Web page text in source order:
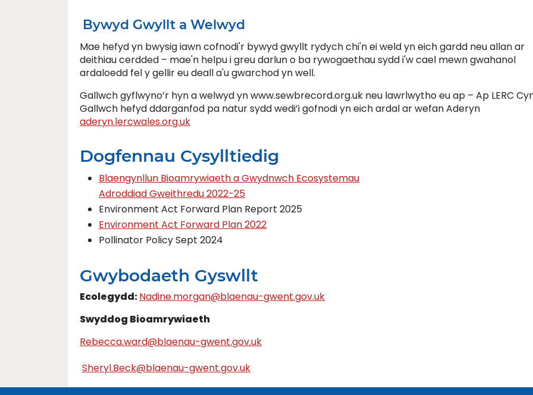
Bywyd Gwyllt a Welwyd
Mae hefyd yn bwysig iawn cofnodi'r bywyd gwyllt rydych chi'n ei weld yn eich gardd neu allan ar
deithiau cerdded – mae'n helpu i greu darlun o ba rywogaethau sydd i'w cael mewn gwahanol
ardaloedd fel y gellir eu deall a'u gwarchod yn well.
Gallwch gyflwyno’r hyn a welwyd yn www.sewbrecord.org.uk neu lawrlwytho eu ap – Ap LERC
Gallwch hefyd ddarganfod pa natur sydd wedi’i gofnodi yn eich ardal ar wefan Aderyn
aderyn.lercwales.org.uk
Dogfennau Cysylltiedig
Blaengynllun Bioamrywiaeth a Gwydnwch Ecosystemau
Adroddiad Gweithredu 2022-25
Environment Act Forward Plan Report 2025
Environment Act Forward Plan 2022
Pollinator Policy Sept 2024
Gwybodaeth Gyswllt
Ecolegydd:Nadine.morgan@blaenau-gwent.gov.uk
Swyddog Bioamrywiaeth
Rebecca.ward@blaenau-gwent.gov.uk
Sheryl.Beck@blaenau-gwent.gov.uk